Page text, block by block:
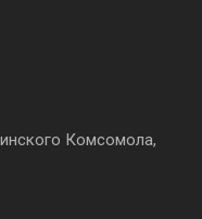
Комсомола,